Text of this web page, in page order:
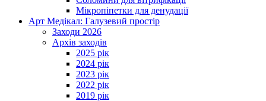
Мікропіпетки для денудації
Арт Медікал: Галузевий простір
Заходи 2026
Архів заходів
2025 рік
2024 рік
2023 рік
2022 рік
2019 рік